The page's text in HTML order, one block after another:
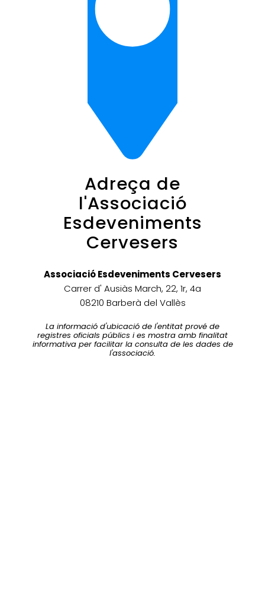
Adreça de
l'Associació
Esdeveniments
Cervesers
Associació Esdeveniments Cervesers
Carrer d' Ausiàs March, 22, 1r, 4a
08210 Barberà del Vallès
La informació d'ubicació de l'entitat prové de
registres oficials públics i es mostra amb finalitat
informativa per facilitar la consulta de les dades de
l'associació.